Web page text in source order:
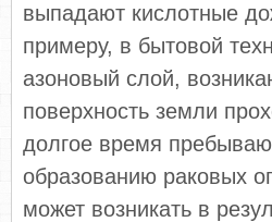
выпадают кислотные
примеру, в бытовой
азоновый слой,
поверхность земли
долгое время
образованию раковых
может возникать в